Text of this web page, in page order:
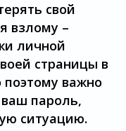
свой
взлому –
личной
страницы в
важно
пароль,
ситуацию.